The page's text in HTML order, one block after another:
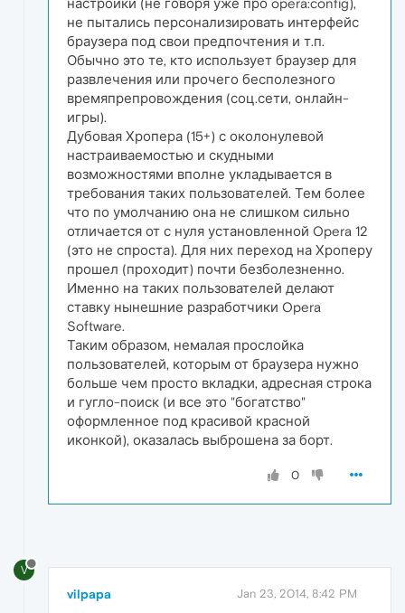
настройки (не говоря уже про opera:config),
не пытались персонализировать интерфейс
браузера под свои предпочтения и т.п.
Обычно это те, кто использует браузер для
развлечения или прочего бесполезного
времяпрепровождения (соц.сети, онлайн-
игры).
Дубовая Хропера (15+) с околонулевой
настраиваемостью и скудными
возможностями вполне укладывается в
требования таких пользователей. Тем более
что по умолчанию она не слишком сильно
отличается от с нуля установленной Opera 12
(это не спроста). Для них переход на Хроперу
прошел (проходит) почти безболезненно.
Именно на таких пользователей делают
ставку нынешние разработчики Opera
Software.
Таким образом, немалая прослойка
пользователей, которым от браузера нужно
больше чем просто вкладки, адресная строка
и гугло-поиск (и все это "богатство"
оформленное под красивой красной
иконкой), оказалась выброшена за борт.
0
V
vilpapa Jan 23, 2014, 8:42 PM